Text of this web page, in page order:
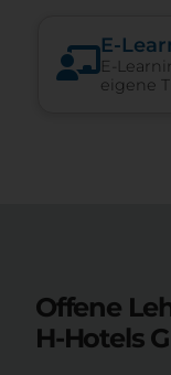
E-​
E-
eigene
Offene
H-Hotels